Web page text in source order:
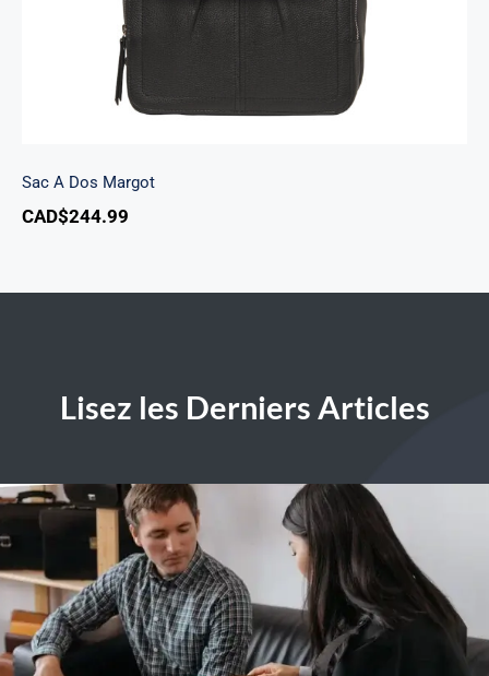
Sac A Dos Margot
CAD$244.99
Lisez les Derniers Articles